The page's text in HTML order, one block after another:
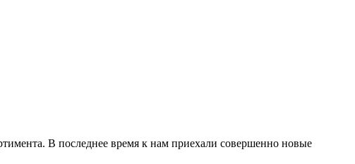
В последнее время к нам приехали совершенно новые